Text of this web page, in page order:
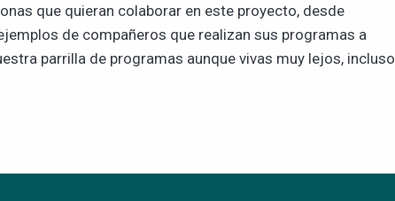
que quieran colaborar en este proyecto, desde
de compañeros que realizan sus programas a
parrilla de programas aunque vivas muy lejos, incluso